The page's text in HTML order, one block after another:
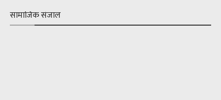
सामाजिक संजाल